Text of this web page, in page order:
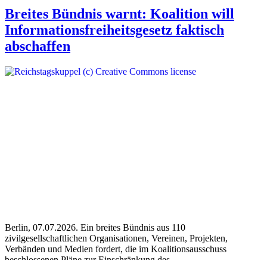
Breites Bündnis warnt: Koalition will
Informationsfreiheitsgesetz faktisch
abschaffen
Berlin, 07.07.2026. Ein breites Bündnis aus 110
zivilgesellschaftlichen Organisationen, Vereinen, Projekten,
Verbänden und Medien fordert, die im Koalitionsausschuss